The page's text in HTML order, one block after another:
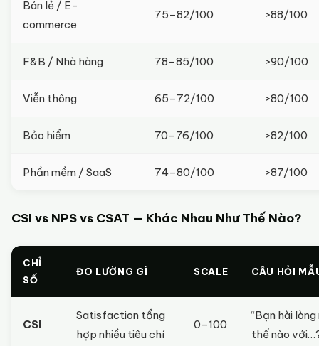
Bán lẻ / E-
commerce
75–82/100 >88/100
F&B / Nhà hàng 78–85/100 >90/100
Viễn thông 65–72/100 >80/100
Bảo hiểm 70–76/100 >82/100
Phần mềm / SaaS 74–80/100 >87/100
CSI vs NPS vs CSAT — Khác Nhau Như Thế Nào?
CHỈ
SỐ
ĐO LƯỜNG GÌ SCALE CÂU HỎI
CSI
Satisfaction tổng
hợp nhiều tiêu chí
0–100
“Bạn hài lòng
thế nào